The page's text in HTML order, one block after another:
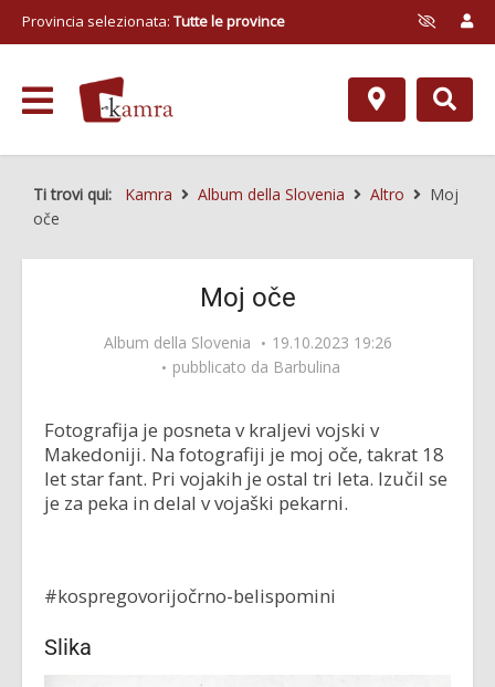
Provincia selezionata: Tutte le province
Ti trovi qui: Kamra Album della Slovenia Altro
Moj
oče
Moj oče
Album della Slovenia
19.10.2023 19:26
pubblicato da Barbulina
Fotografija je posneta v kraljevi vojski v
Makedoniji. Na fotografiji je moj oče, takrat 18
let star fant. Pri vojakih je ostal tri leta. Izučil se
je za peka in delal v vojaški pekarni.
#kospregovorijočrno-belispomini
Slika